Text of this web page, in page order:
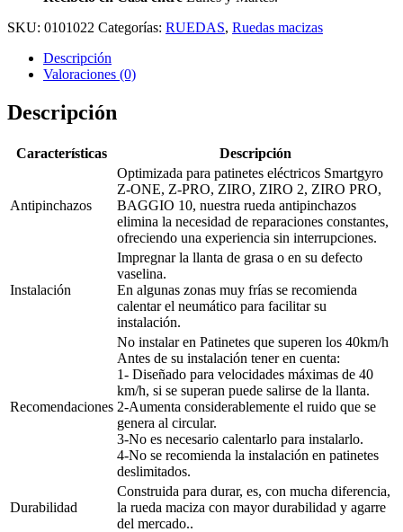
SKU: 0101022 Categorías: RUEDAS, Ruedas macizas
Descripción
Valoraciones (0)
Descripción
Características Descripción
Antipinchazos
Optimizada para patinetes eléctricos Smartgyro
Z-ONE, Z-PRO, ZIRO, ZIRO 2, ZIRO PRO,
BAGGIO 10, nuestra rueda antipinchazos
elimina la necesidad de reparaciones constantes,
ofreciendo una experiencia sin interrupciones.
Instalación
Impregnar la llanta de grasa o en su defecto
vaselina.
En algunas zonas muy frías se recomienda
calentar el neumático para facilitar su
instalación.
Recomendaciones
No instalar en Patinetes que superen los 40km/h
Antes de su instalación tener en cuenta:
1- Diseñado para velocidades máximas de 40
km/h, si se superan puede salirse de la llanta.
2-Aumenta considerablemente el ruido que se
genera al circular.
3-No es necesario calentarlo para instalarlo.
4-No se recomienda la instalación en patinetes
deslimitados.
Durabilidad
Construida para durar, es, con mucha diferencia,
la rueda maciza con mayor durabilidad y agarre
del mercado..